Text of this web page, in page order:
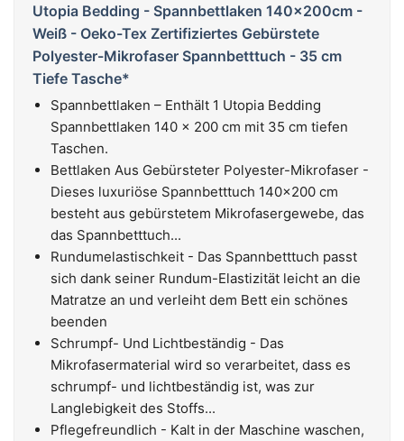
Utopia Bedding - Spannbettlaken 140x200cm -
Weiß - Oeko-Tex Zertifiziertes Gebürstete
Polyester-Mikrofaser Spannbetttuch - 35 cm
Tiefe Tasche*
Spannbettlaken – Enthält 1 Utopia Bedding
Spannbettlaken 140 x 200 cm mit 35 cm tiefen
Taschen.
Bettlaken Aus Gebürsteter Polyester-Mikrofaser -
Dieses luxuriöse Spannbetttuch 140x200 cm
besteht aus gebürstetem Mikrofasergewebe, das
das Spannbetttuch...
Rundumelastischkeit - Das Spannbetttuch passt
sich dank seiner Rundum-Elastizität leicht an die
Matratze an und verleiht dem Bett ein schönes
beenden
Schrumpf- Und Lichtbeständig - Das
Mikrofasermaterial wird so verarbeitet, dass es
schrumpf- und lichtbeständig ist, was zur
Langlebigkeit des Stoffs...
Pflegefreundlich - Kalt in der Maschine waschen,